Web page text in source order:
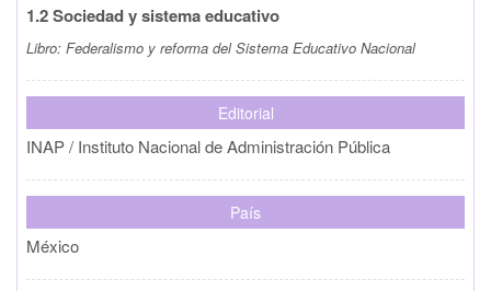
1.2 Sociedad y sistema educativo
Libro: Federalismo y reforma del Sistema Educativo Nacional
Editorial
INAP / Instituto Nacional de Administración Pública
País
México